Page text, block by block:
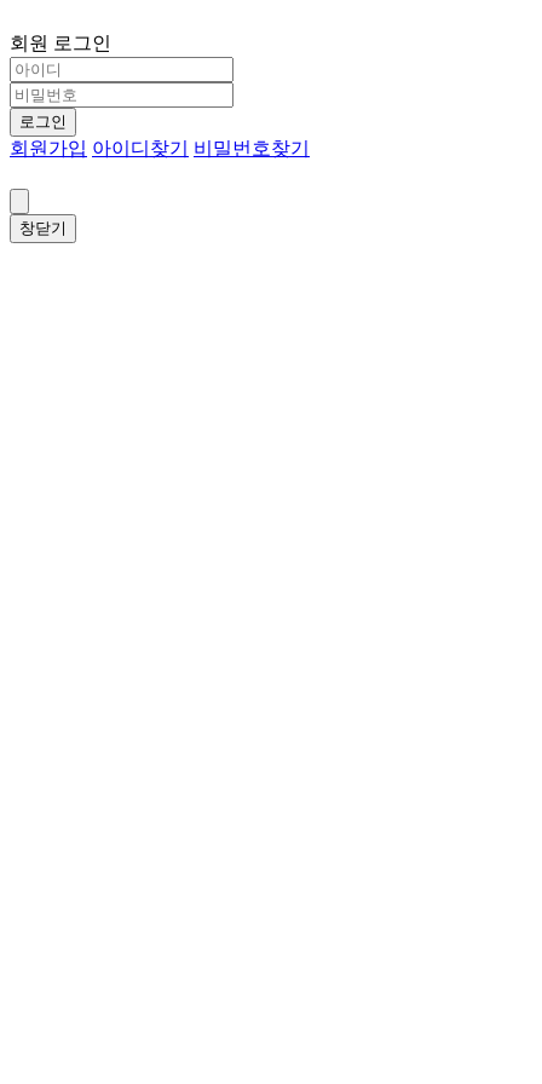
회원 로그인
로그인
회원가입 아이디찾기 비밀번호찾기
창닫기